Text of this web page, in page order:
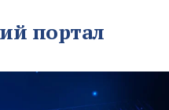
портал